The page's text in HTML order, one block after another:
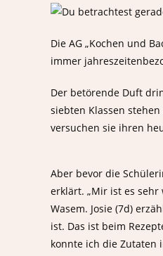
Die AG „Kochen und
immer
Der betörende Duft
siebten Klassen
versuchen sie ihren
Aber bevor die
erklärt. „Mir ist es sehr
Wasem. Josie (7d)
ist. Das ist beim
konnte ich die Zutaten